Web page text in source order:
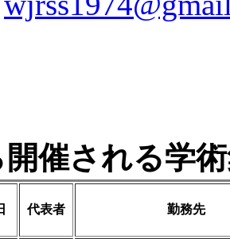
催される学
代表者 勤務先